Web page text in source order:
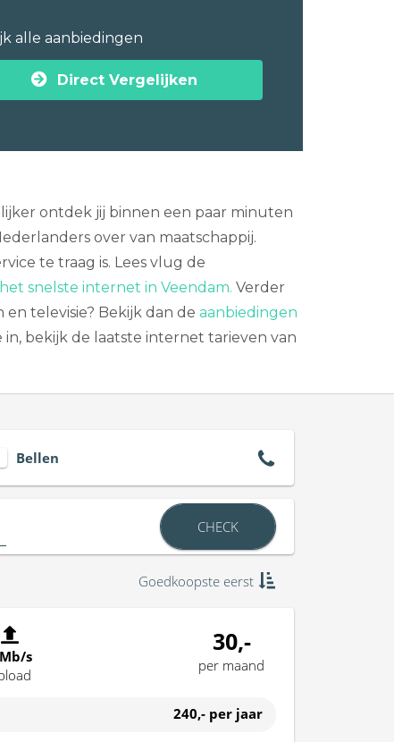
alle aanbiedingen
Direct Vergelijken
ontdek jij binnen een paar minuten
over van maatschappij.
te traag is. Lees vlug de
het snelste internet in Veendam. Verder
televisie? Bekijk dan de aanbiedingen
bekijk de laatste internet tarieven van
Bellen
CHECK
Goedkoopste eerst
s
30,-
per maand
240,- per jaar